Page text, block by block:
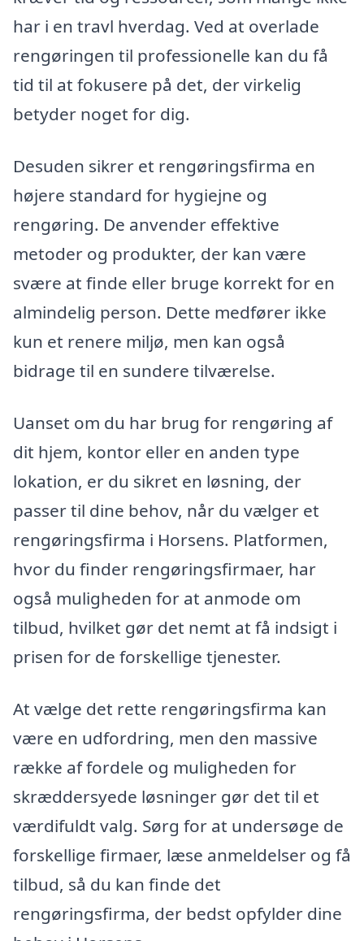
har i en travl hverdag. Ved at overlade
rengøringen til professionelle kan du få
tid til at fokusere på det, der virkelig
betyder noget for dig.
Desuden sikrer et rengøringsfirma en
højere standard for hygiejne og
rengøring. De anvender effektive
metoder og produkter, der kan være
svære at finde eller bruge korrekt for en
almindelig person. Dette medfører ikke
kun et renere miljø, men kan også
bidrage til en sundere tilværelse.
Uanset om du har brug for rengøring af
dit hjem, kontor eller en anden type
lokation, er du sikret en løsning, der
passer til dine behov, når du vælger et
rengøringsfirma i Horsens. Platformen,
hvor du finder rengøringsfirmaer, har
også muligheden for at anmode om
tilbud, hvilket gør det nemt at få indsigt i
prisen for de forskellige tjenester.
At vælge det rette rengøringsfirma kan
være en udfordring, men den massive
række af fordele og muligheden for
skræddersyede løsninger gør det til et
værdifuldt valg. Sørg for at undersøge de
forskellige firmaer, læse anmeldelser og få
tilbud, så du kan finde det
rengøringsfirma, der bedst opfylder dine